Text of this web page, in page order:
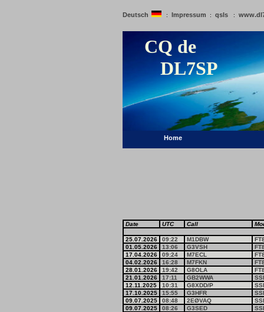
Deutsch : Impressum : qsls :
CQ de
DL7SP
Home
Date UTC Call
25.07.2026 09:22 M1DBW
01.05.2026
13:06 G3VSH
17.04.2026
09:24 M7ECL
04.02.2026
16:28 M7FKN
28.01.2026
19:42 G8OLA
21.01.2026
17:11 GB2WWA
12.11.2025
10:31 G8XDD/P
17.10.2025
15:55 G3HFR
09.07.2025
08:48 2EØVAQ
09.07.2025
08:26 G3SED